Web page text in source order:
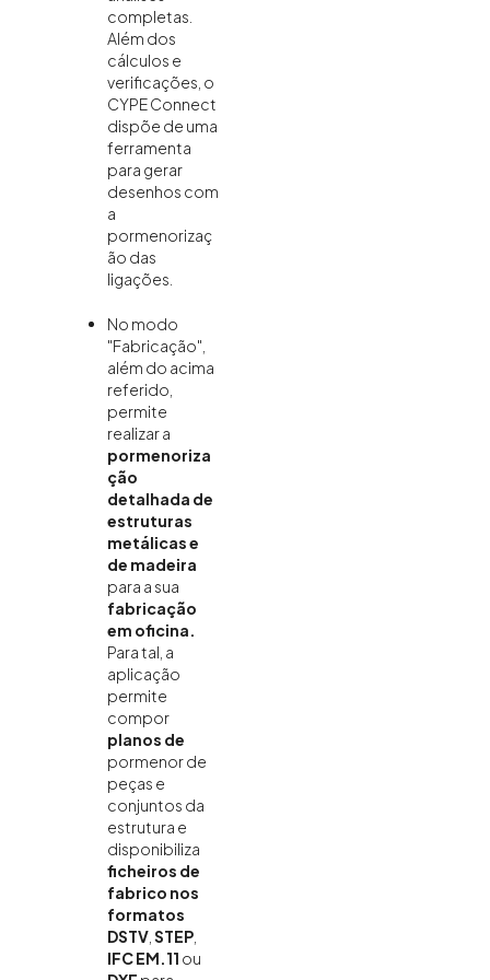
completas.
Além dos
cálculos e
verificações, o
CYPE Connect
dispõe de uma
ferramenta
para gerar
desenhos com
a
pormenorizaç
ão das
ligações.
No modo
"Fabricação",
além do acima
referido,
permite
realizar a
pormenoriza
ção
detalhada de
estruturas
metálicas e
de madeira
para a sua
fabricação
em oficina.
Para tal, a
aplicação
permite
compor
planos de
pormenor de
peças e
conjuntos da
estrutura e
disponibiliza
ficheiros de
fabrico nos
formatos
DSTV STEP
IFC EM.11 ou